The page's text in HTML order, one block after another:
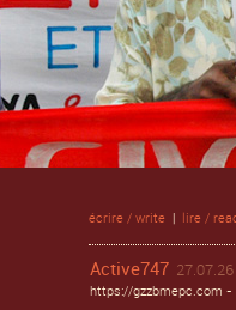
écrire / write | lire /
Active747
https://gzzbmepc.com